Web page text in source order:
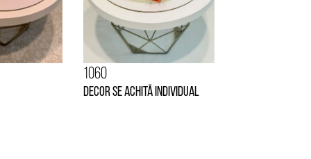
1060
Decor se achită individual